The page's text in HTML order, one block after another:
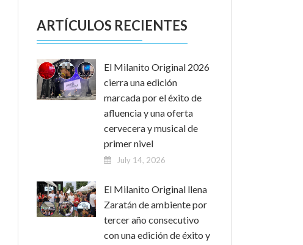
ARTÍCULOS RECIENTES
El Milanito Original 2026
cierra una edición
marcada por el éxito de
afluencia y una oferta
cervecera y musical de
primer nivel
July 14, 2026
El Milanito Original llena
Zaratán de ambiente por
tercer año consecutivo
con una edición de éxito y